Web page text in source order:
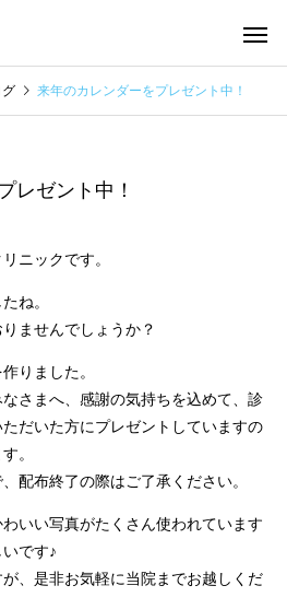
グ 来年のカレンダーをプレゼント中！
レゼント中！
ニックです。
ね。
ませんでしょうか？
りました。
さまへ、感謝の気持ちを込めて、診
だいた方にプレゼントしていますの
。
配布終了の際はご了承ください。
いい写真がたくさん使われています
です♪
、是非お気軽に当院までお越しくだ